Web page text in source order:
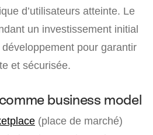
d’utilisateurs atteinte. Le
un investissement initial
pour garantir
et sécurisée.
business model
(place de marché)